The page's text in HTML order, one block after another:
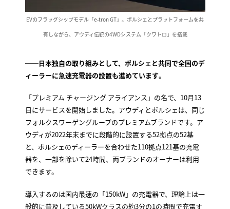
EVのフラッグシップモデル「e-tron GT」。ポルシェとプラットフォームを共
有しながら、アウディ伝統の4WDシステム「クワトロ」を搭載
――日本独自の取り組みとして、ポルシェと共同で全国のデ
ィーラーに急速充電器の設置も進めています。
「プレミアム チャージング アライアンス」の名で、10月13
日にサービスを開始しました。アウディとポルシェは、同じ
フォルクスワーゲングループのプレミアムブランドです。ア
ウディが2022年末までに段階的に設置する52拠点の52基
と、ポルシェのディーラーを合わせた110拠点121基の充電
器を、一部を除いて24時間、両ブランドのオーナーは利用
できます。
導入するのは国内最速の「150kW」の充電器で、理論上は一
般的に普及している50kWクラスの約3分の1の時間で充電す